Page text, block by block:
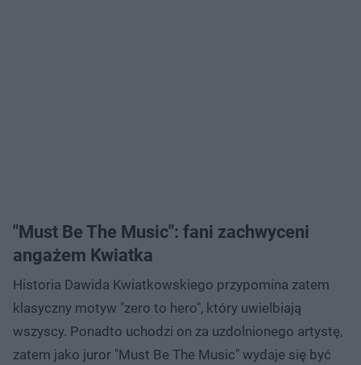
"Must Be The Music": fani zachwyceni
angażem Kwiatka
Historia Dawida Kwiatkowskiego przypomina zatem
klasyczny motyw "zero to hero", który uwielbiają
wszyscy. Ponadto uchodzi on za uzdolnionego artystę,
zatem jako juror "Must Be The Music" wydaje się być